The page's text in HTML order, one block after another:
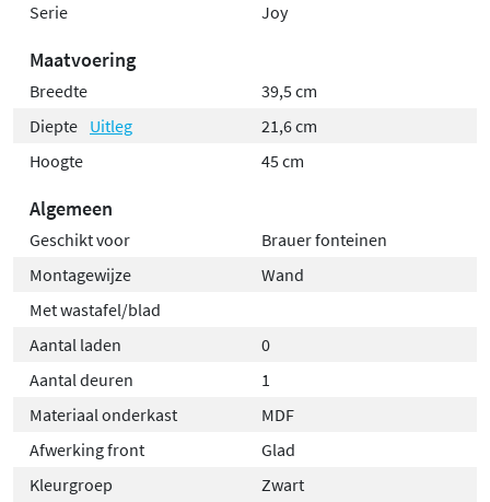
Serie
Joy
Maatvoering
Breedte
39,5 cm
Diepte Uitleg
21,6 cm
Hoogte
45 cm
Algemeen
Geschikt voor
Brauer fonteinen
Montagewijze
Wand
Met wastafel/blad
Aantal laden
0
Aantal deuren
1
Materiaal onderkast
MDF
Afwerking front
Glad
Kleurgroep
Zwart